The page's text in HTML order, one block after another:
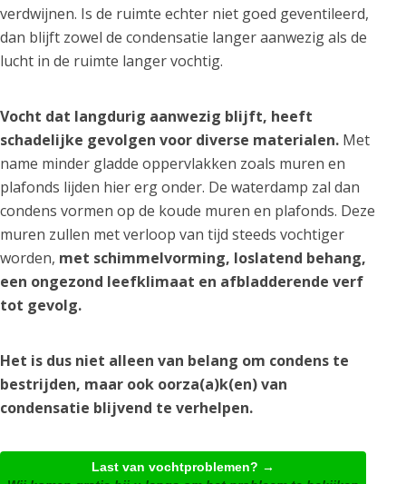
verdwijnen. Is de ruimte echter niet goed geventileerd,
dan blijft zowel de condensatie langer aanwezig als de
lucht in de ruimte langer vochtig.
Vocht dat langdurig aanwezig blijft, heeft
schadelijke gevolgen voor diverse materialen. Met
name minder gladde oppervlakken zoals muren en
plafonds lijden hier erg onder. De waterdamp zal dan
condens vormen op de koude muren en plafonds. Deze
muren zullen met verloop van tijd steeds vochtiger
worden, met schimmelvorming, loslatend behang,
een ongezond leefklimaat en afbladderende verf
tot gevolg.
Het is dus niet alleen van belang om condens te
bestrijden, maar ook oorza(a)k(en) van
condensatie blijvend te verhelpen.
Last van vochtproblemen? →